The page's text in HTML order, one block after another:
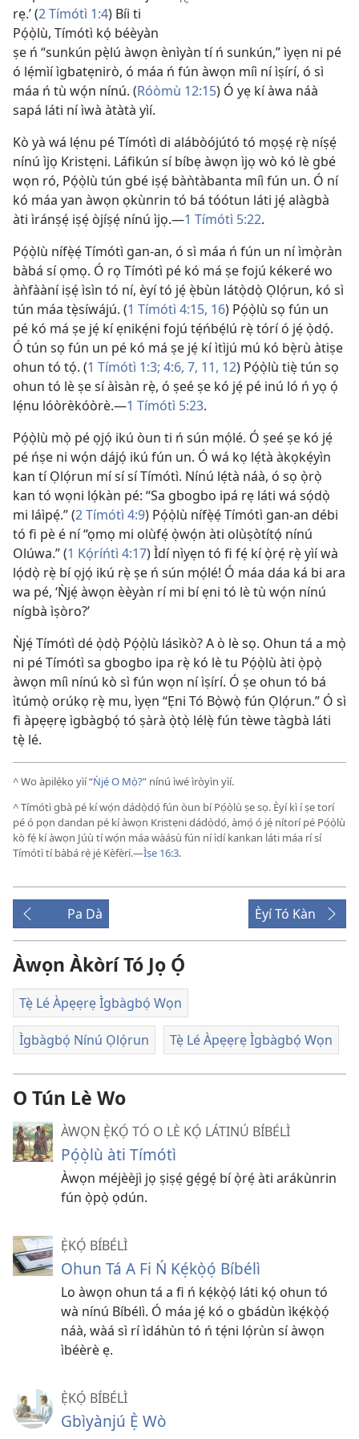
rẹ.’ (2 Tímótì 1:4) Bíi ti
Pọ́ọ̀lù, Tímótì kọ́ béèyàn
ṣe ń “sunkún pẹ̀lú àwọn ènìyàn tí ń sunkún,” ìyẹn ni pé
ó lẹ́mìí ìgbatẹnirò, ó máa ń fún àwọn míì ní ìṣírí, ó sì
máa ń tù wọ́n nínú. (Róòmù 12:15) Ó yẹ kí àwa náà
sapá láti ní ìwà àtàtà yìí.
Kò yà wá lẹ́nu pé Tímótì di alábòójútó tó mọṣẹ́ rẹ̀ níṣẹ́
nínú ìjọ Kristẹni. Láfikún sí bíbẹ àwọn ìjọ wò kó lè gbé
wọn ró, Pọ́ọ̀lù tún gbé iṣẹ́ bàǹtàbanta míì fún un. Ó ní
kó máa yan àwọn ọkùnrin tó bá tóótun láti jẹ́ alàgbà
àti ìránṣẹ́ iṣẹ́ òjíṣẹ́ nínú ìjọ.—1 Tímótì 5:22.
Pọ́ọ̀lù nífẹ̀ẹ́ Tímótì gan-an, ó sì máa ń fún un ní ìmọ̀ràn
bàbá sí ọmọ. Ó rọ Tímótì pé kó má ṣe fojú kékeré wo
àǹfààní iṣẹ́ ìsìn tó ní, èyí tó jẹ́ ẹ̀bùn látọ̀dọ̀ Ọlọ́run, kó sì
tún máa tẹ̀síwájú. (1 Tímótì 4:15, 16) Pọ́ọ̀lù sọ fún un
pé kó má ṣe jẹ́ kí ẹnikẹ́ni fojú tẹ́ńbẹ́lú rẹ̀ tórí ó jẹ́ ọ̀dọ́.
Ó tún sọ fún un pé kó má ṣe jẹ́ kí ìtìjú mú kó bẹ̀rù àtiṣe
ohun tó tọ́. (1 Tímótì 1:3; 4:6, 7, 11, 12) Pọ́ọ̀lù tiẹ̀ tún sọ
ohun tó lè ṣe sí àìsàn rẹ̀, ó ṣeé ṣe kó jẹ́ pé inú ló ń yọ ọ́
lẹ́nu lóòrèkóòrè.—1 Tímótì 5:23.
Pọ́ọ̀lù mọ̀ pé ọjọ́ ikú òun ti ń sún mọ́lé. Ó ṣeé ṣe kó jẹ́
pé ńṣe ni wọ́n dájọ́ ikú fún un. Ó wá kọ lẹ́tà àkọkẹ́yìn
kan tí Ọlọ́run mí sí sí Tímótì. Nínú lẹ́tà náà, ó sọ ọ̀rọ̀
kan tó wọni lọ́kàn pé: “Sa gbogbo ipá rẹ láti wá sọ́dọ̀
mi láìpẹ́.” (2 Tímótì 4:9) Pọ́ọ̀lù nífẹ̀ẹ́ Tímótì gan-an débi
tó fi pè é ní “ọmọ mi olùfẹ́ ọ̀wọ́n àti olùṣòtítọ́ nínú
Olúwa.” (1 Kọ́ríńtì 4:17) Ìdí nìyẹn tó fi fẹ́ kí ọ̀rẹ́ rẹ̀ yìí wà
lọ́dọ̀ rẹ̀ bí ọjọ́ ikú rẹ̀ ṣe ń sún mọ́lé! Ó máa dáa ká bi ara
wa pé, ‘Ǹjẹ́ àwọn èèyàn rí mi bí ẹni tó lè tù wọ́n nínú
nígbà ìṣòro?’
Ǹjẹ́ Tímótì dé ọ̀dọ̀ Pọ́ọ̀lù lásìkò? A ò lè sọ. Ohun tá a mọ̀
ni pé Tímótì sa gbogbo ipa rẹ̀ kó lè tu Pọ́ọ̀lù àti ọ̀pọ̀
àwọn míì nínú kò sì fún wọn ní ìṣírí. Ó ṣe ohun tó bá
ìtúmọ̀ orúkọ rẹ̀ mu, ìyẹn “Ẹni Tó Bọ̀wọ̀ fún Ọlọ́run.” Ó sì
fi àpẹẹrẹ ìgbàgbọ́ tó ṣàrà ọ̀tọ̀ lélẹ̀ fún tèwe tàgbà láti
tẹ̀ lé.
^Wo àpilẹ̀kọ yìí “Ǹjẹ́ O Mọ̀?” nínú ìwé ìròyìn yìí.
^Tímótì gbà pé kí wọ́n dádọ̀dọ́ fún òun bí Pọ́ọ̀lù ṣe sọ. Èyí kì í ṣe torí
pé ó pọn dandan pé kí àwọn Kristẹni dádọ̀dọ́, àmọ́ ó jẹ́ nítorí pé Pọ́ọ̀lù
kò fẹ́ kí àwọn Júù tí wọ́n máa wàásù fún ní ìdí kankan láti máa rí sí
Tímótì tí bàbá rẹ̀ jẹ́ Kèfèrí.—Ìṣe 16:3.
Pa Dà Èyí Tó Kàn
Àwọn Àkòrí Tó Jọ Ọ́
Tẹ̀ Lé Àpẹẹrẹ Ìgbàgbọ́ Wọn
Ìgbàgbọ́ Nínú Ọlọ́run Tẹ̀ Lé Àpẹẹrẹ Ìgbàgbọ́ Wọn
O Tún Lè Wo
ÀWỌN Ẹ̀KỌ́ TÓ O LÈ KỌ́ LÁTINÚ BÍBÉLÌ
Pọ́ọ̀lù àti Tímótì
Àwọn méjèèjì jọ ṣiṣẹ́ gẹ́gẹ́ bí ọ̀rẹ́ àti arákùnrin
fún ọ̀pọ̀ ọdún.
Ẹ̀KỌ́ BÍBÉLÌ
Ohun Tá A Fi Ń Kẹ́kọ̀ọ́ Bíbélì
Lo àwọn ohun tá a fi ń kẹ́kọ̀ọ́ láti kọ́ ohun tó
wà nínú Bíbélì. Ó máa jẹ́ kó o gbádùn ìkẹ́kọ̀ọ́
náà, wàá sì rí ìdáhùn tó ń tẹ́ni lọ́rùn sí àwọn
ìbéèrè ẹ.
Ẹ̀KỌ́ BÍBÉLÌ
Gbìyànjú Ẹ̀ Wò